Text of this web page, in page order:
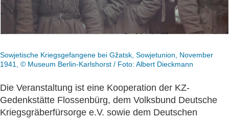
Sowjetische Kriegsgefangene bei Gžatsk, Sowjetunion, November
1941, © Museum Berlin-Karlshorst / Foto: Albert Dieckmann
Die Veranstaltung ist eine Kooperation der KZ-
Gedenkstätte Flossenbürg, dem Volksbund Deutsche
Kriegsgräberfürsorge e.V. sowie dem Deutschen